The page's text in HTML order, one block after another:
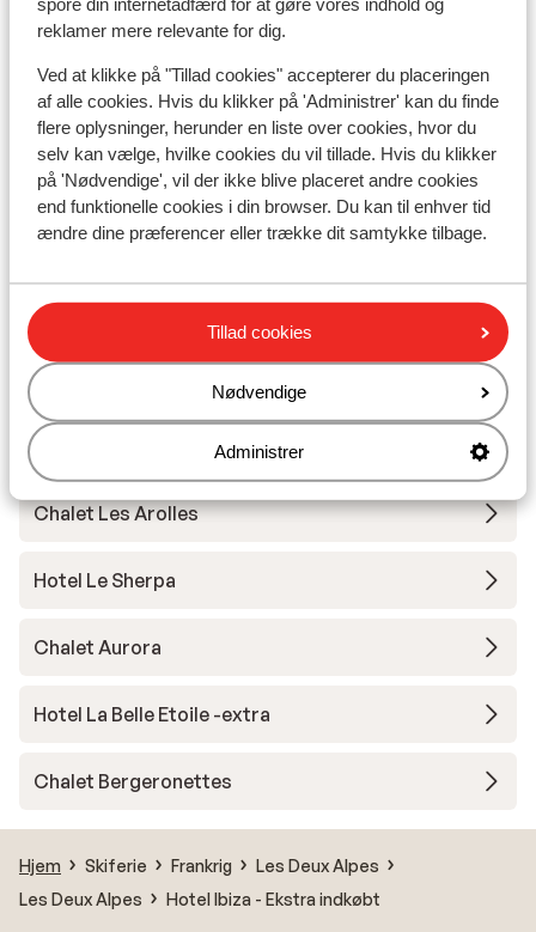
spore din internetadfærd for at gøre vores indhold og
reklamer mere relevante for dig.
Ved at klikke på "Tillad cookies" accepterer du placeringen
af alle cookies. Hvis du klikker på 'Administrer' kan du finde
flere oplysninger, herunder en liste over cookies, hvor du
selv kan vælge, hvilke cookies du vil tillade. Hvis du klikker
på 'Nødvendige', vil der ikke blive placeret andre cookies
end funktionelle cookies i din browser. Du kan til enhver tid
ændre dine præferencer eller trække dit samtykke tilbage.
Tillad cookies
Nødvendige
Administrer
Chalet Grizzly
Base Camp Lodge Les Deux Alpes
Hotel L'Orée des Pistes
Chalet Sandy
Hotel Chamois Lodge
The People Les 2 Alpes
Chalet Les Arolles
Hotel Le Sherpa
Chalet Aurora
Hotel La Belle Etoile -extra
Chalet Bergeronettes
Hjem Skiferie Frankrig
Les Deux Alpes
Les Deux Alpes
Hotel Ibiza - Ekstra indkøbt